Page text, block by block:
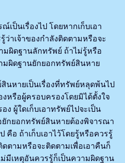
ป็นเรื่องไป โดยหากเก็บเอา
าเจ้าของกำลังติดตามหรือจะ
มผิดฐานลักทรัพย์ ถ้าไม่รู้หรือ
มผิดฐานยักยอกทรัพย์สินหาย
นหายเป็นเรื่องที่ทรัพย์หลุดพ้นไป
หรือผู้ครอบครองโดยมิได้ตั้งใจ
ง ผู้ใดเก็บเอาทรัพย์ไปจะเป็น
กยอกทรัพย์สินหายต้องพิจารณา
คือ ถ้าเก็บเอาไว้โดยรู้หรือควรรู้
ตามหรือจะติดตามเพื่อเอาคืนก็
มีเหตุอันควรรู้ก็เป็นความผิดฐาน